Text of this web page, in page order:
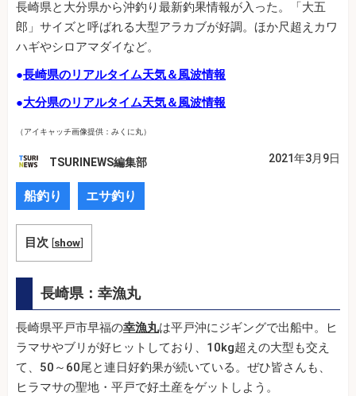
長崎県と大分県から沖釣り最新釣果情報が入った。「大五
郎」サイズと呼ばれる大型アラカブが好調。ほか尺超えカワ
ハギやシロアマダイなど。
●長崎県のリアルタイム天気＆風波情報
●大分県のリアルタイム天気＆風波情報
（アイキャッチ画像提供：みくに丸）
TSURINEWS編集部 2021年3月9日
船釣り エサ釣り
目次 [show]
長崎県：幸漁丸
長崎県平戸市早福の幸漁丸は平戸沖にジギングで出船中。ヒ
ラマサやブリが好ヒットしており、10kg超えの大型も交え
て、50～60尾と連日好釣果が続いている。ぜひ皆さんも、
ヒラマサの聖地・平戸で好土産をゲットしよう。